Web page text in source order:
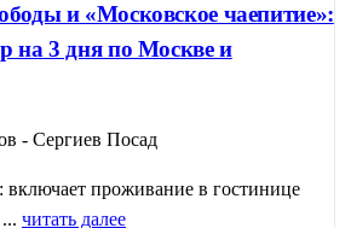
и «Московское чаепитие»:
на 3 дня по Москве и
- Сергиев Посад
проживание в гостинице
читать далее